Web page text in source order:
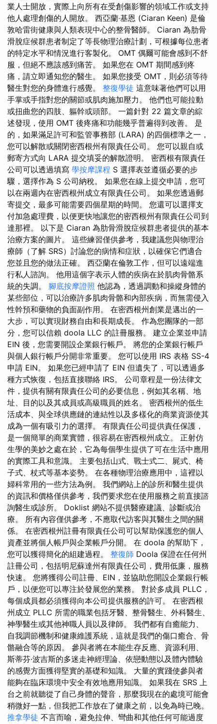
業人士開放，實際上向所有在受創傷影響的領域工作或支持
他人處理創傷的人開放。 西亞蘭‧基恩 (Ciaran Keen) 是倫
敦哈雷街健康與人類表現中心的整骨醫師。 Ciaran 為肋骨
滑脫症候群患者制定了等長物理治療計劃，可根據每位患者
的特定水平和情況進行客製化。 OMT 偶爾可能會感到不舒
服，但絕不應該感到痛苦。 如果您在 OMT 期間感到疼
痛，請立即通知您的醫生。 如果您接受 OMT，則必須等待
醫生對您的身體進行感覺。 整復學徒 這意味著他們可以用
手掌或手指對您的關節或肌肉施加壓力。 他們也可能拉動
或扭曲您的四肢、軀幹或頭部。 一篇針對 22 篇文章的綜
述發現，使用 OMT 後疼痛和功能幾乎普遍得到改善。 是
的，如果滿足許可和監管事務部 (LARA) 的四個標準之一，
您可以解散或關閉密西根州有限責任公司。 您可以親自或
郵寄方式向 LARA 提交填妥的解散證明。 密西根有限責任
公司可以透過填寫 學按摩課程 S 選擇表並遵循必要的步
驟，選擇作為 S 公司納稅。 如果您在線上提交申請，您可
以在兩週內在密西根州成立有限責任公司。 如果您透過郵
寄提交，最多可能需要四個星期的時間。 您還可以選擇支
付加急處理費，以便更快地讓您的密西根州有限責任公司到
達那裡。 以下是 Ciaran 為肋骨滑脫症候群患者提供的基本
治療方案的圖片。 這些練習僅供參考，我建議您與物理治
療師（了解 SRS）討論您的病情和症狀，以確保它們適合
您並且您的做法正確。 西亞蘭在倫敦工作，但可以遠端進
行私人諮詢。 他用這個字表示人體的疾病在於肌肉骨骼系
統的失調。 腳底按摩證照 他認為，透過調動和操縱身體的
某些部位，可以治療許多肌肉骨骼和內部疾病，而無需侵入
性幹預和藥物的負面副作用。 在密西根州創業是邁出的一
大步，可以實現財務自由和長期成長。 作為您團隊的一部
分，您可以信賴 doola LLC 的註冊服務。 建立企業並申請
EIN 後，您需要開設企業銀行帳戶。 將您的企業銀行帳戶
與個人銀行帳戶分開非常重要。 您可以使用 IRS 表格 SS-4
申請 EIN。 如果您已經申請了 EIN 但遺失了，可以透過多
種方式恢復，包括直接聯絡 IRS。 公司章程是一份法律文
件，提供有關有限責任公司的必要信息，例如其名稱、地
址、目的以及其成員或高級職員的姓名。 密西根州的低生
活成本、與全球供應鏈的連結性以及多樣化的商業資源使其
成為一個有吸引力的選擇。 有限責任公司提供責任保護，
是一個簡單的商業實體，很容易在密西根州成立。 正射仿
生學的美妙之處在於，它為每個學生提供了可在生活中應用
的實際工具和意識。 主要包括山式、戰士式二、屍式、椅
子式、杖式等基本姿勢。 在各種物理治療應用中，這裡以
婦科常用的一些方法為例。 我們網站上的診所和醫生提供
的資訊和價格僅供參考，我們要求您在使用服務之前直接諮
詢醫生或診所。 Doklist 網站不提供醫療建議、診斷或治
療。 所有內容僅供參考，不應取代訪客與其醫生之間的關
係。 在密西根州註冊有限責任公司可以幫助保護您的個人
資產並將個人帳戶與企業帳戶分開。 在 doola 的幫助下，
您可以獲得簡化的組建過程。 整復師 Doola 保證在任何州
註冊公司，包括明尼蘇達州有限責任公司，費用低廉，服務
快速。 您將獲得公司註冊、EIN，並協助您開設企業銀行帳
戶，以便您可以專注於發展您的業務。 對於多成員 PLLC，
每個成員都必須獲得向本公司提供服務的許可。 在密西根
州成立 PLLC 所需的職業包括牙醫、整骨醫生、外科醫生、
神學醫生或其他神職人員以及律師。 我們都有自癒能力、
自我調節機制和健康維護系統，這就是我們的傷口癒合、骨
骼融合等的原因。 參與者將在本能生存反應、資源利用、
斯蒂芬·波吉斯的多迷走神經理論、依戀動態以及體內體驗
的感覺方面獲得堅實的基礎和知識。 大量的實踐使參與者
能夠在臨床環境中安全有效地應用知識。 如果我在 SRS 上
台之前就聽從了自己身體的聲音，那麼我現在的處境可能會
稍微好一點，但我把工作放在了健康之前，以免為時已晚。
推拿學徒 不言而喻，避免拉伸、彎曲和其他任何可能過度